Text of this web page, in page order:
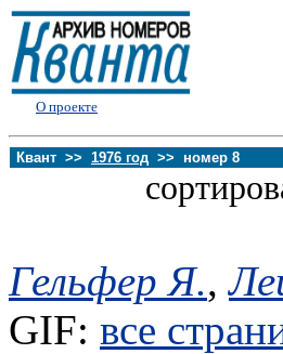
О проекте
Квант >> 1976 год >> номер 8
Гельфер Я.,
GIF: все